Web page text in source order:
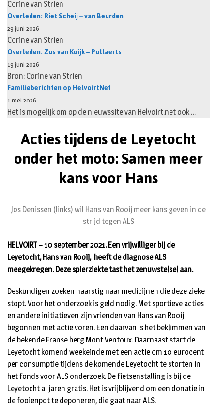
Corine van Strien
Overleden: Riet Scheij – van Beurden
29 juni 2026
Corine van Strien
Overleden: Zus van Kuijk – Pollaerts
19 juni 2026
Bron: Corine van Strien
Familieberichten op HelvoirtNet
1 mei 2026
Het is mogelijk om op de nieuwssite van Helvoirt.net ook …
Acties tijdens de Leyetocht
onder het moto: Samen meer
kans voor Hans
Jos Denissen (links) wil Hans van Rooij meer kans geven in de
strijd tegen ALS
HELVOIRT – 10 september 2021. Een vrijwilliger bij de
Leyetocht, Hans van Rooij, heeft de diagnose ALS
meegekregen. Deze spierziekte tast het zenuwstelsel aan.
Deskundigen zoeken naarstig naar medicijnen die deze zieke
stopt. Voor het onderzoek is geld nodig. Met sportieve acties
en andere initiatieven zijn vrienden van Hans van Rooij
begonnen met actie voren. Een daarvan is het beklimmen van
de bekende Franse berg Mont Ventoux. Daarnaast start de
Leyetocht komend weekeinde met een actie om 10 eurocent
per consumptie tijdens de komende Leyetocht te storten in
het fonds voor ALS onderzoek. De fietsenstalling is bij de
Leyetocht al jaren gratis. Het is vrijblijvend om een donatie in
de fooienpot te deponeren, die gaat naar ALS.